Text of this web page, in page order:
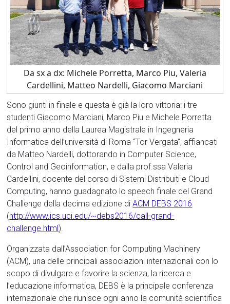
Da sx a dx: Michele Porretta, Marco Piu, Valeria
Cardellini, Matteo Nardelli, Giacomo Marciani
Sono giunti in finale e questa è già la loro vittoria: i tre
studenti Giacomo Marciani, Marco Piu e Michele Porretta
del primo anno della Laurea Magistrale in Ingegneria
Informatica dell’università di Roma “Tor Vergata”, affiancati
da Matteo Nardelli, dottorando in Computer Science,
Control and Geoinformation, e dalla prof.ssa Valeria
Cardellini, docente del corso di Sistemi Distribuiti e Cloud
Computing, hanno guadagnato lo speech finale del Grand
Challenge della decima edizione diACM DEBS 2016
(http://www.ics.uci.edu/~debs2016/call-grand-
challenge.html).
Organizzata dall’Association for Computing Machinery
(ACM), una delle principali associazioni internazionali con lo
scopo di divulgare e favorire la scienza, la ricerca e
l’educazione informatica, DEBS è la principale conferenza
internazionale che riunisce ogni anno la comunità scientifica